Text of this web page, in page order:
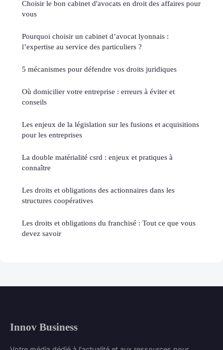
Choisir le bon cabinet d'avocats en droit des affaires pour
vous
Pourquoi choisir un cabinet d’avocat lyonnais :
l’expertise au service des particuliers ?
5 mécanismes pour défendre vos droits juridiques
Où domicilier votre entreprise : erreurs à éviter et
conseils
Les enjeux de la législation sur les fusions et acquisitions
pour les entreprises
La double matérialité csrd : enjeux et pratiques à
connaître
Les droits et obligations des actionnaires dans les
structures coopératives
Les droits et obligations du franchisé : Tout ce que vous
devez savoir
Innov Business